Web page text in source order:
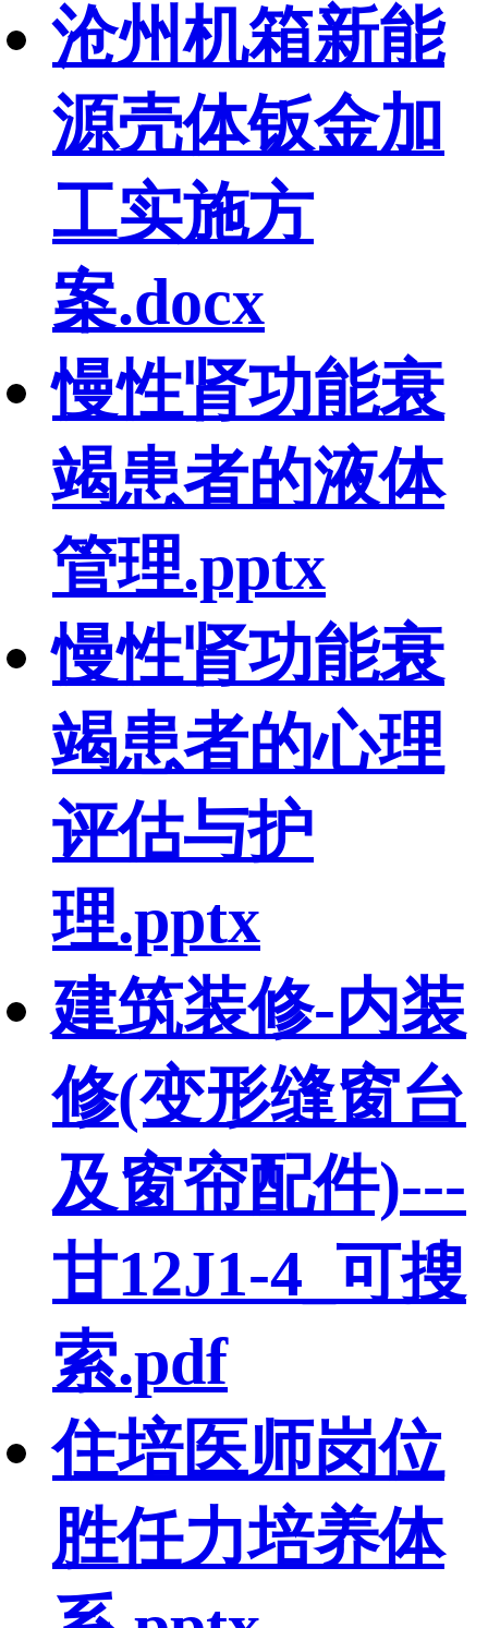
沧州机箱新能
源壳体钣金加
工实施方
案.docx
慢性肾功能衰
竭患者的液体
管理.pptx
慢性肾功能衰
竭患者的心理
评估与护
理.pptx
建筑装修-内装
修(变形缝窗台
及窗帘配件)---
甘12J1-4_可搜
索.pdf
住培医师岗位
胜任力培养体